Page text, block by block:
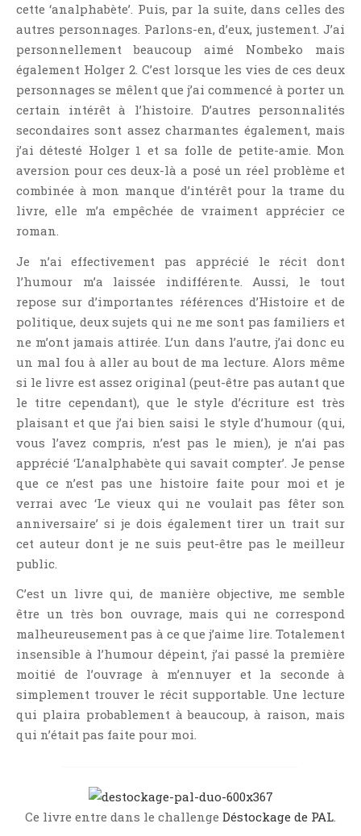
Point Lecture
Policier Et Suspense
Post Apocalyptique
Road-Book
Roman
Roman D'apprentissage
Roman Noir
Surnaturel
Swaps Et Challenges
Tag
Thriller
Thriller Psychologique
Throwback Thursday Livresque
Top Ten Tuesday
Young Adult
cette ‘analphabète’. Puis, par la suite, dans celles des
autres personnages. Parlons-en, d’eux, justement. J’ai
personnellement beaucoup aimé Nombeko mais
également Holger 2. C’est lorsque les vies de ces deux
personnages se mêlent que j’ai commencé à porter un
certain intérêt à l’histoire. D’autres personnalités
secondaires sont assez charmantes également, mais
j’ai détesté Holger 1 et sa folle de petite-amie. Mon
aversion pour ces deux-là a posé un réel problème et
combinée à mon manque d’intérêt pour la trame du
livre, elle m’a empêchée de vraiment apprécier ce
roman.
Je n’ai effectivement pas apprécié le récit dont
l’humour m’a laissée indifférente. Aussi, le tout
repose sur d’importantes références d’Histoire et de
politique, deux sujets qui ne me sont pas familiers et
ne m’ont jamais attirée. L’un dans l’autre, j’ai donc eu
un mal fou à aller au bout de ma lecture. Alors même
si le livre est assez original (peut-être pas autant que
le titre cependant), que le style d’écriture est très
plaisant et que j’ai bien saisi le style d’humour (qui,
vous l’avez compris, n’est pas le mien), je n’ai pas
apprécié ‘L’analphabète qui savait compter’. Je pense
que ce n’est pas une histoire faite pour moi et je
verrai avec ‘Le vieux qui ne voulait pas fêter son
anniversaire’ si je dois également tirer un trait sur
cet auteur dont je ne suis peut-être pas le meilleur
public.
C’est un livre qui, de manière objective, me semble
être un très bon ouvrage, mais qui ne correspond
malheureusement pas à ce que j’aime lire. Totalement
insensible à l’humour dépeint, j’ai passé la première
moitié de l’ouvrage à m’ennuyer et la seconde à
simplement trouver le récit supportable. Une lecture
qui plaira probablement à beaucoup, à raison, mais
qui n’était pas faite pour moi.
Ce livre entre dans le challenge Déstockage de PAL